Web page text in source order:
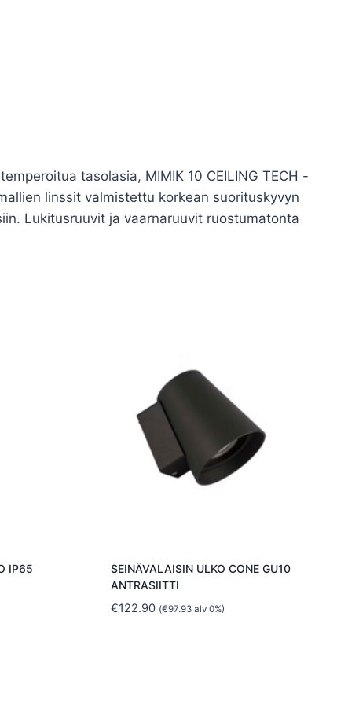
tasolasia, MIMIK 10 CEILING TECH -
linssit valmistettu korkean suorituskyvyn
Lukitusruuvit ja vaarnaruuvit ruostumatonta
IP65
SEINÄVALAISIN ULKO CONE GU10
ANTRASIITTI
€122.90 (€97.93 alv 0%)